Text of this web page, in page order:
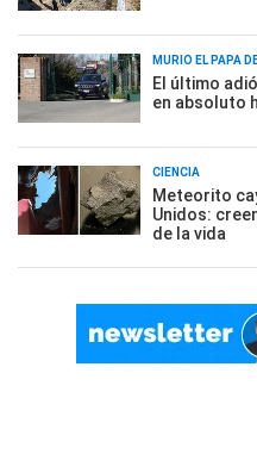
MURIÓ EL PAPÁ
El último
en absoluto
CIENCIA
Meteorito
Unidos:
de la vida